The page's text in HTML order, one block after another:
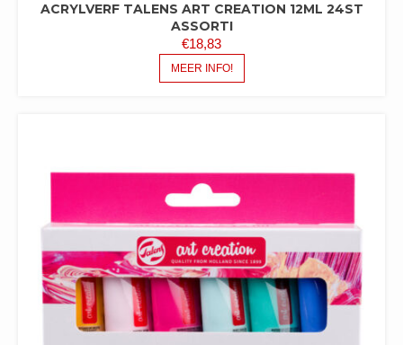
ACRYLVERF TALENS ART CREATION 12ML 24ST
ASSORTI
€18,83
MEER INFO!